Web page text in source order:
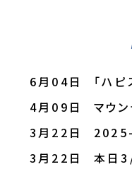
6月04日
「ハ
4月09日
マウ
3月22日
3月22日
本日